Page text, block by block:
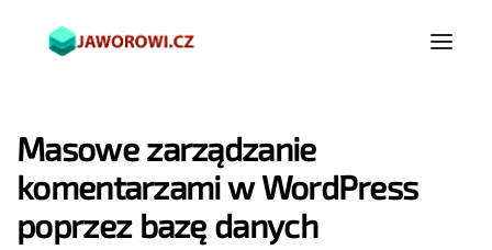
Masowe zarządzanie
komentarzami w WordPress
poprzez bazę danych